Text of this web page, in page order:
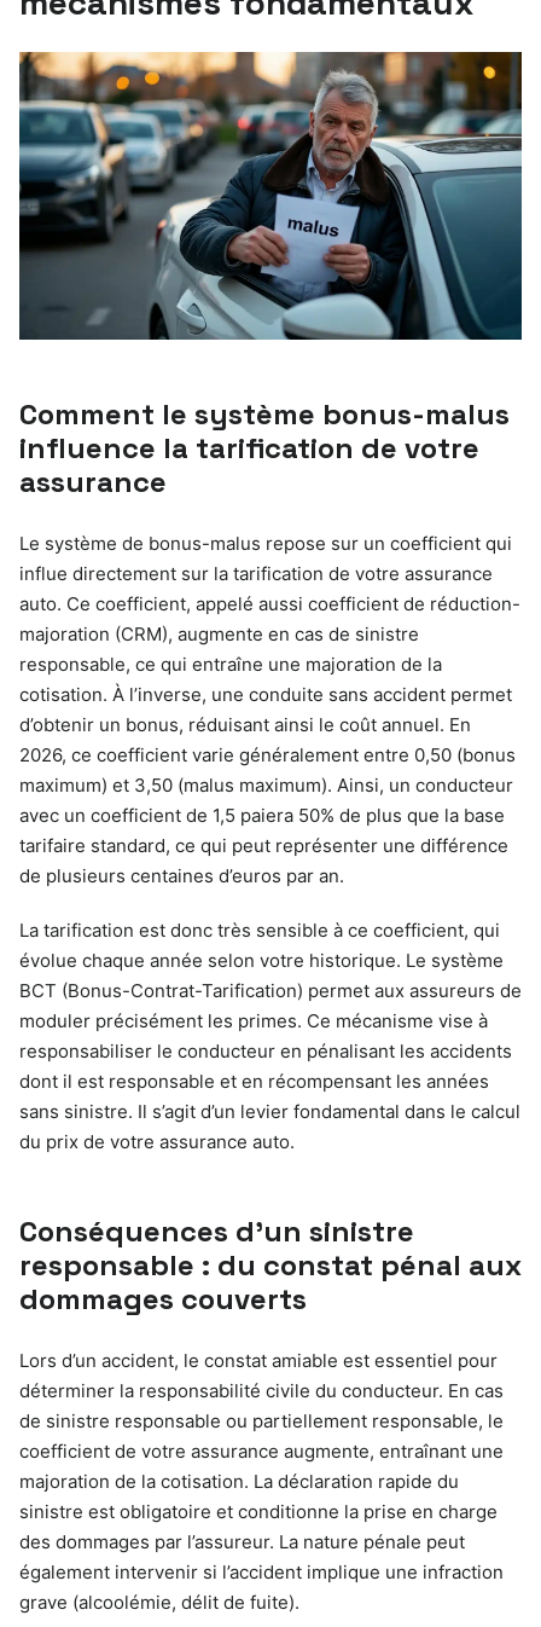
Comment le système bonus-malus
influence la tarification de votre
assurance
Le système de bonus-malus repose sur un coefficient qui
influe directement sur la tarification de votre assurance
auto. Ce coefficient, appelé aussi coefficient de réduction-
majoration (CRM), augmente en cas de sinistre
responsable, ce qui entraîne une majoration de la
cotisation. À l’inverse, une conduite sans accident permet
d’obtenir un bonus, réduisant ainsi le coût annuel. En
2026, ce coefficient varie généralement entre 0,50 (bonus
maximum) et 3,50 (malus maximum). Ainsi, un conducteur
avec un coefficient de 1,5 paiera 50% de plus que la base
tarifaire standard, ce qui peut représenter une différence
de plusieurs centaines d’euros par an.
La tarification est donc très sensible à ce coefficient, qui
évolue chaque année selon votre historique. Le système
BCT (Bonus-Contrat-Tarification) permet aux assureurs de
moduler précisément les primes. Ce mécanisme vise à
responsabiliser le conducteur en pénalisant les accidents
dont il est responsable et en récompensant les années
sans sinistre. Il s’agit d’un levier fondamental dans le calcul
du prix de votre assurance auto.
Conséquences d’un sinistre
responsable : du constat pénal aux
dommages couverts
Lors d’un accident, le constat amiable est essentiel pour
déterminer la responsabilité civile du conducteur. En cas
de sinistre responsable ou partiellement responsable, le
coefficient de votre assurance augmente, entraînant une
majoration de la cotisation. La déclaration rapide du
sinistre est obligatoire et conditionne la prise en charge
des dommages par l’assureur. La nature pénale peut
également intervenir si l’accident implique une infraction
grave (alcoolémie, délit de fuite).